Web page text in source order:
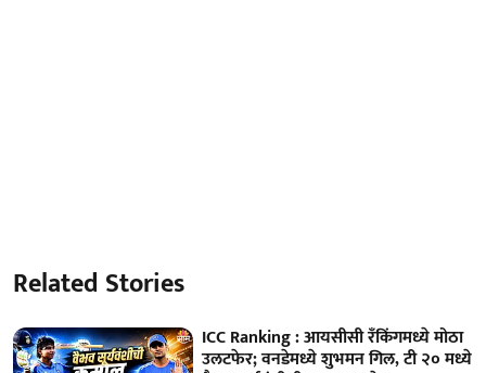
Related Stories
ICC Ranking : आयसीसी रँकिंगमध्ये मोठा
उलटफेर; वनडेमध्ये शुभमन गिल, टी २० मध्ये